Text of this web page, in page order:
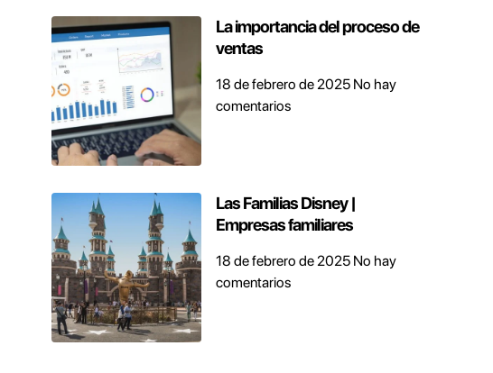
La importancia del proceso de
ventas
18 de febrero de 2025 No hay
comentarios
Las Familias Disney |
Empresas familiares
18 de febrero de 2025 No hay
comentarios